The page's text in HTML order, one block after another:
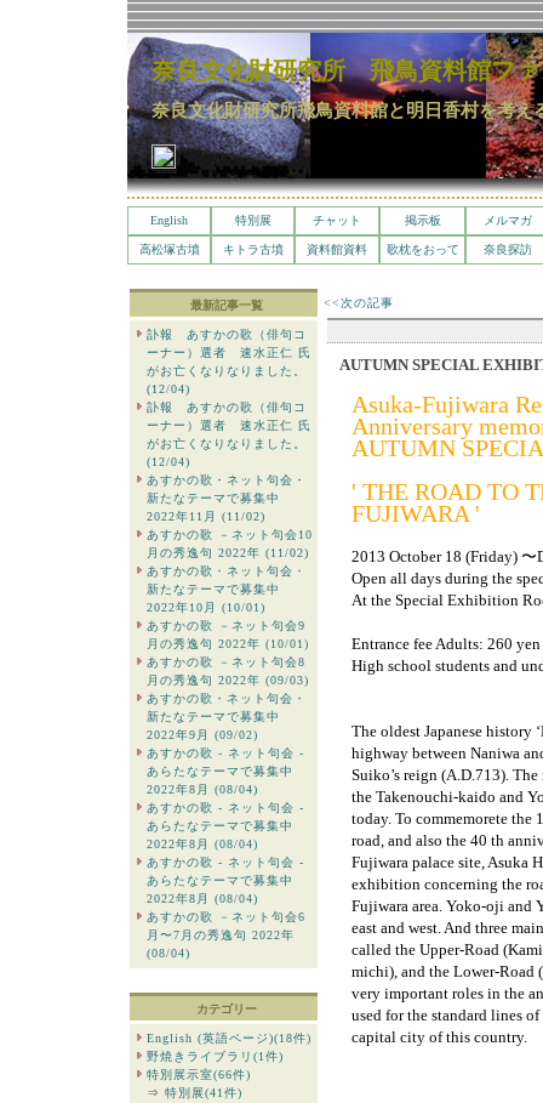
奈良文化財研究所 飛鳥資料館ファ
奈良文化財研究所飛鳥資料館と明日香村を考え
English 特別展 チャット 掲示板 メルマガ
高松塚古墳 キトラ古墳 資料館資料 歌枕をおって 奈良探訪
最新記事一覧
訃報 あすかの歌（俳句コ
ーナー）選者 速水正仁 氏
がお亡くなりなりました。
(12/04)
訃報 あすかの歌（俳句コ
ーナー）選者 速水正仁 氏
がお亡くなりなりました。
(12/04)
あすかの歌・ネット句会・
新たなテーマで募集中
2022年11月 (11/02)
あすかの歌 －ネット句会10
月の秀逸句 2022年 (11/02)
あすかの歌・ネット句会・
新たなテーマで募集中
2022年10月 (10/01)
あすかの歌 －ネット句会9
月の秀逸句 2022年 (10/01)
あすかの歌 －ネット句会8
月の秀逸句 2022年 (09/03)
あすかの歌・ネット句会・
新たなテーマで募集中
2022年9月 (09/02)
あすかの歌 - ネット句会 -
あらたなテーマで募集中
2022年8月 (08/04)
あすかの歌 - ネット句会 -
あらたなテーマで募集中
2022年8月 (08/04)
あすかの歌 - ネット句会 -
あらたなテーマで募集中
2022年8月 (08/04)
あすかの歌 －ネット句会6
月〜7月の秀逸句 2022年
(08/04)
カテゴリー
English (英語ページ)(18件)
野焼きライブラリ(1件)
特別展示室(66件)
⇒ 特別展(41件)
<<次の記事
AUTUMN SPECIAL
Asuka-Fujiwara
Anniversary
AUTUMN
' THE ROAD TO
FUJIWARA '
2013 October 18 (Friday) 〜
Open all days during the
At the Special Exhibition
Entrance fee Adults: 260
High school students and
The oldest Japanese history
highway between Naniwa
Suiko’s reign (A.D.713).
the Takenouchi-kaido and
today. To commemorete the
road, and also the 40 th
Fujiwara palace site, Asuka
exhibition concerning the
Fujiwara area. Yoko-oji and
east and west. And three
called the Upper-Road
michi), and the Lower-
very important roles in the
used for the standard lines
capital city of this country.